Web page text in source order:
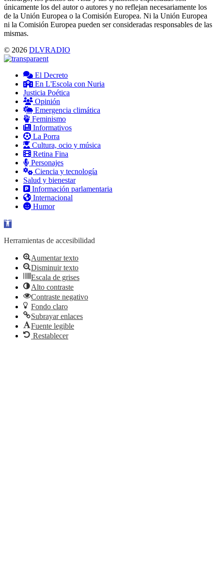
únicamente los del autor o autores y no reflejan necesariamente los
de la Unión Europea o la Comisión Europea. Ni la Unión Europea
ni la Comisión Europea pueden ser consideradas responsables de las
mismas.
© 2026 DLVRADIO
El Decreto
En L'Escola con Nuria
Justicia Poética
Opinión
Emergencia climática
Feminismo
Informativos
La Porra
Cultura, ocio y música
Retina Fina
Personajes
Ciencia y tecnología
Salud y bienestar
Información parlamentaria
Internacional
Humor
Abrir barra de herramientas
Herramientas de accesibilidad
Aumentar texto
Disminuir texto
Escala de grises
Alto contraste
Contraste negativo
Fondo claro
Subrayar enlaces
Fuente legible
Restablecer